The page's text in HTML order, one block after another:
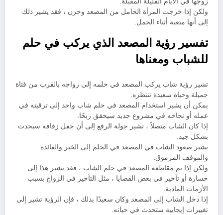
ولكن إذا خرجت المرأة الحامل من المصعد وحزن ، فقد يشير ذلك
إلى أنها متعبة أثناء الحمل.
تفسير رؤية المصعد الذي يركب في حلم
للشباب ومعناها
تشير رؤية شاب يركب المصعد في حلمه إلى زواجه بالقرب من فتاة
جميلة وحياة سعيدة تنتظره.
يمكن أن يشير استخدام المصعد في حلم شاب واحد إلى ترقيته في
عمله أو نجاحه في مشروع جديد سيحقق ربحًا.
إذا كان الشاب متصلاً ، تشير جولة الرفع إلى أن حفل زفافه سيحدث
بشكل جيد.
يشير صعود الشاب في المصعد في الحلم إلى الخير والفائدة
والموقف المرموق.
ولكن إذا تم مقاطعة المصعد في حلم الشاب ، فقد يشير هذا إلى
خسارة أو تأخير في بعض القضايا ، مثل التأخير في الزواج بسبب
الأزمات المادية.
إذا دخل الشاب إلى المصعد وكان سعيدًا بذلك ، فإن الرؤية تشير إلى
تغييرات إيجابية ستحدث في حياته.